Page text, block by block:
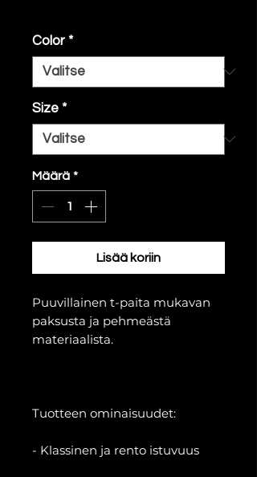
Color *
Size *
Määrä *
Lisää koriin
Puuvillainen t-paita mukavan
paksusta ja pehmeästä
materiaalista.
Tuotteen ominaisuudet:
- Klassinen ja rento istuvuus